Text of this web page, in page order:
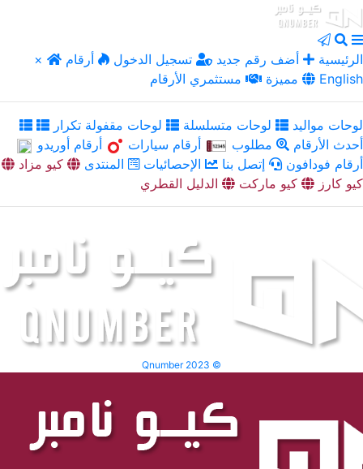
× الرئيسية أضف رقم جديد تسجيل الدخول
أرقام
مميزة
مستثمري الأرقام English
لوحات مواليد لوحات متسلسلة
لوحات مقفولة تكرار
أحدث الأرقام
مطلوب أرقام سيارات
أرقام أوريدو
أرقام فودافون
إتصل بنا الإحصائيات المنتدى
كيو مزاد
كيو كارز
كيو ماركت الدليل القطري
Qnumber 2023 ©